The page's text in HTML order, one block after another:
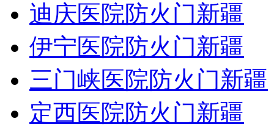
迪庆医院防火门新疆
伊宁医院防火门新疆
三门峡医院防火门新疆
定西医院防火门新疆